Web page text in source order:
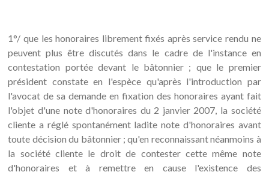
1°/ que les honoraires librement fixés après service rendu ne
peuvent plus être discutés dans le cadre de l'instance en
contestation portée devant le bâtonnier ; que le premier
président constate en l'espèce qu'après l'introduction par
l'avocat de sa demande en fixation des honoraires ayant fait
l'objet d'une note d'honoraires du 2 janvier 2007, la société
cliente a réglé spontanément ladite note d'honoraires avant
toute décision du bâtonnier ; qu'en reconnaissant néanmoins à
la société cliente le droit de contester cette même note
d'honoraires et à remettre en cause l'existence des